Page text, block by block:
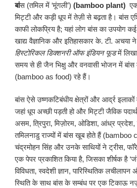
बांस (तमिल में ‘मूंगली’) (bamboo plant)
मिट्टी और कड़ी धूप में तेज़ी से बढ़ता है। बांस
काफी लोकप्रिय है; यहां लोग बांस का उपयोग
खाद्य वैज्ञानिक और इतिहासकार के. टी. अचया
हिस्टोरिकल डिक्शनरी ऑफ इंडियन फूडमें लिखा
समय से ही जैन भिक्षु और वनवासी भोजन में बांस
(bamboo as food) रहे हैं।
बांस ऐसे उष्णकटिबंधीय क्षेत्रों और आर्द्र
जहां धूप अच्छी पड़ती हो और मिट्टी जैविक
असम, त्रिपुरा, मिज़ोरम, ओडिशा, आंध्र
तमिलनाडु राज्यों में बांस खूब होते हैं
चंद्रमोहन सिंह और उनके साथियों ने ट्रीस,
एक पेपर प्रकाशित किया है, जिसका शीर्षक है
विविधता, स्वदेशी ज्ञान, पारिस्थितिक लचीलापन
स्थिति के साथ बांस के सम्बंध पर एक टिकाऊ